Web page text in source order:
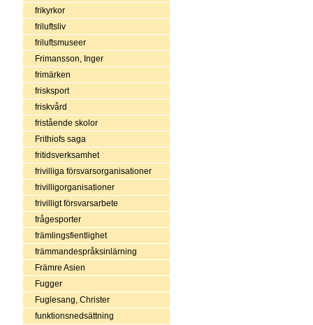
frikyrkor
friluftsliv
friluftsmuseer
Frimansson, Inger
frimärken
frisksport
friskvård
fristående skolor
Frithiofs saga
fritidsverksamhet
frivilliga försvarsorganisationer
frivilligorganisationer
frivilligt försvarsarbete
frågesporter
främlingsfientlighet
främmandespråksinlärning
Främre Asien
Fugger
Fuglesang, Christer
funktionsnedsättning